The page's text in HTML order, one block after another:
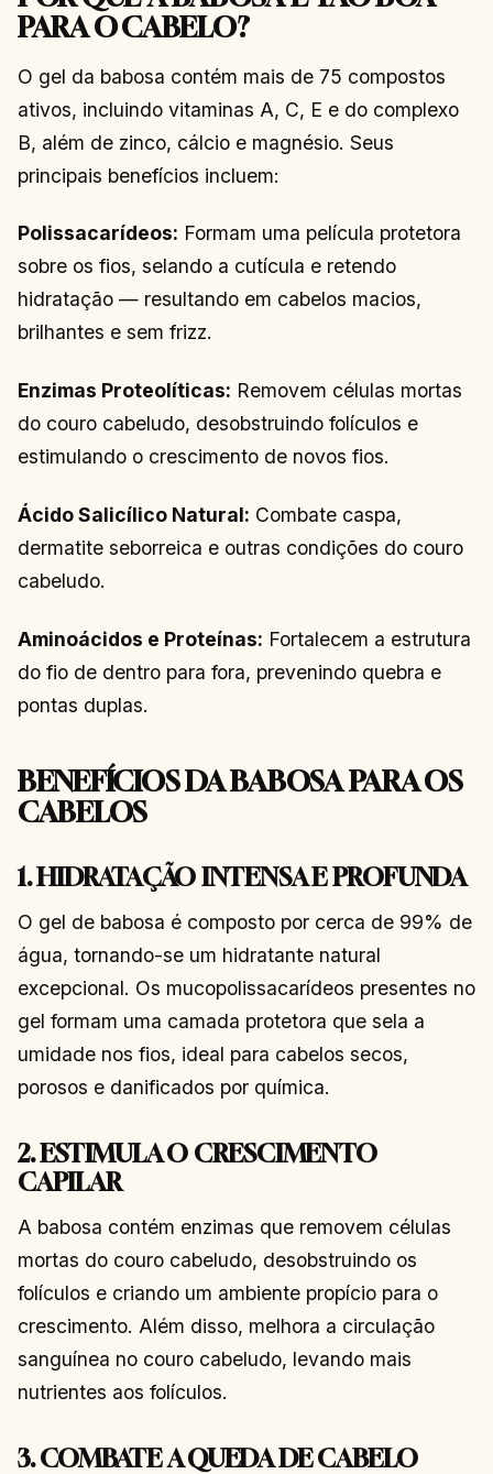
PARA O CABELO?
O gel da babosa contém mais de 75 compostos
ativos, incluindo vitaminas A, C, E e do complexo
B, além de zinco, cálcio e magnésio. Seus
principais benefícios incluem:
Polissacarídeos: Formam uma película protetora
sobre os fios, selando a cutícula e retendo
hidratação — resultando em cabelos macios,
brilhantes e sem frizz.
Enzimas Proteolíticas: Removem células mortas
do couro cabeludo, desobstruindo folículos e
estimulando o crescimento de novos fios.
Ácido Salicílico Natural: Combate caspa,
dermatite seborreica e outras condições do couro
cabeludo.
Aminoácidos e Proteínas: Fortalecem a estrutura
do fio de dentro para fora, prevenindo quebra e
pontas duplas.
BENEFÍCIOS DA BABOSA PARA OS
CABELOS
1. HIDRATAÇÃO INTENSA E PROFUNDA
O gel de babosa é composto por cerca de 99% de
água, tornando-se um hidratante natural
excepcional. Os mucopolissacarídeos presentes no
gel formam uma camada protetora que sela a
umidade nos fios, ideal para cabelos secos,
porosos e danificados por química.
2. ESTIMULA O CRESCIMENTO
CAPILAR
A babosa contém enzimas que removem células
mortas do couro cabeludo, desobstruindo os
folículos e criando um ambiente propício para o
crescimento. Além disso, melhora a circulação
sanguínea no couro cabeludo, levando mais
nutrientes aos folículos.
3. COMBATE A QUEDA DE CABELO